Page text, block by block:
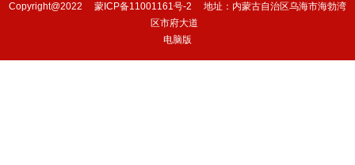
Copyright@2022     蒙ICP备11001161号-2     地址：内蒙古自治区乌海市海勃湾
区市府大道
电脑版